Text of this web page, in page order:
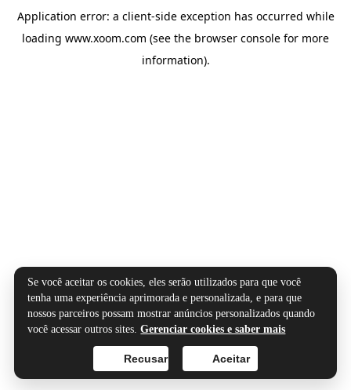
Application error: a client-side exception has occurred while
loading www.xoom.com (see the browser console for more
information).
Se você aceitar os cookies, eles serão utilizados para que você
tenha uma experiência aprimorada e personalizada, e para que
nossos parceiros possam mostrar anúncios personalizados quando
você acessar outros sites.Gerenciar cookies e saber mais
Aceitar
Recusar